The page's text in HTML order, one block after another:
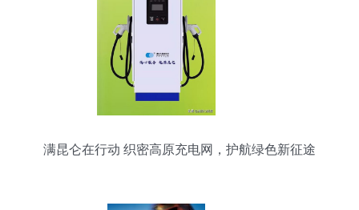
满昆仑在行动 织密高原充电网，护航绿色新征途